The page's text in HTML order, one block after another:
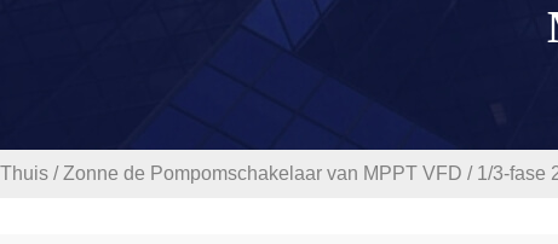
Thuis / Zonne de Pompomschakelaar van MPPT VFD / 1/3-fase